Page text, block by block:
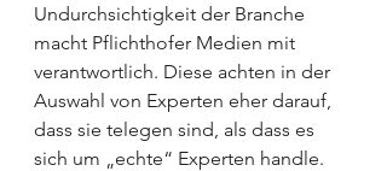
Undurchsichtigkeit der Branche
macht Pflichthofer Medien mit
verantwortlich. Diese achten in der
Auswahl von Experten eher darauf,
dass sie telegen sind, als dass es
sich um „echte“ Experten handle.